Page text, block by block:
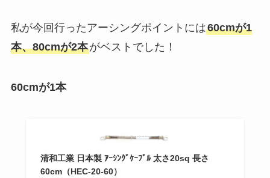
私が今回行ったアーシングポイントには60cmが1
本、80cmが2本がベストでした！
60cmが1本
清和工業 日本製 ｱｰｼﾝｸﾞｹｰﾌﾞﾙ 太さ20sq 長さ
60cm（HEC-20-60）